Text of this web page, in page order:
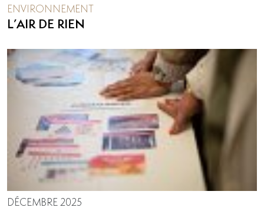
ENVIRONNEMENT
L’AIR DE RIEN
DÉCEMBRE 2025